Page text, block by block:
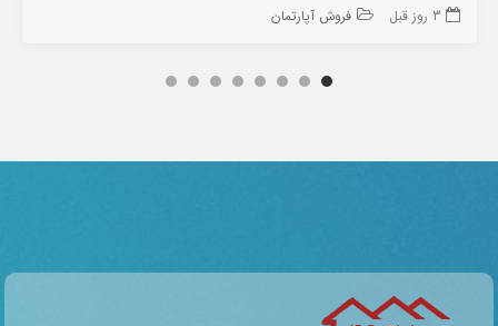
3 روز قبل فروش آپارتمان